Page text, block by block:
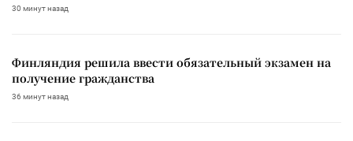
30 минут назад
Финляндия решила ввести обязательный экзамен на
получение гражданства
36 минут назад